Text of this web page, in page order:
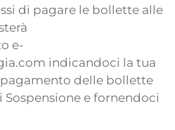
di pagare le bollette alle
e-
indicandoci la tua
delle bollette
e fornendoci